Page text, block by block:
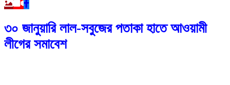
৩০ জানুয়ারি লাল-সবুজের পতাকা হাতে আওয়ামী
লীগের সমাবেশ